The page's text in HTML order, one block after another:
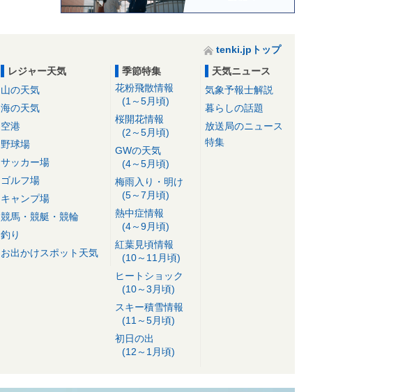
tenki.jpトップ
レジャー天気
山の天気
海の天気
空港
野球場
サッカー場
ゴルフ場
キャンプ場
競馬・競艇・競輪
釣り
お出かけスポット天気
季節特集
花粉飛散情報
(1～5月頃)
桜開花情報
(2～5月頃)
GWの天気
(4～5月頃)
梅雨入り・明け
(5～7月頃)
熱中症情報
(4～9月頃)
紅葉見頃情報
(10～11月頃)
ヒートショック
(10～3月頃)
スキー積雪情報
(11～5月頃)
初日の出
(12～1月頃)
天気ニュース
気象予報士解説
暮らしの話題
放送局のニュース
特集